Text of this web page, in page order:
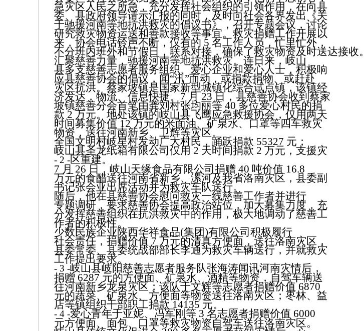
急灾区人民之所急，充分发挥社会组织的引领作用，在向县
委、县政府领导请示汇报的同时，及时向社会各界发出《关
于驰援河南等地抗洪救灾的倡议书》，召开专题会议，讨论
研究救灾物资运送和善款接收等事宜。救灾捐赠工作开展以
来，协会电话铃声不断，仅有的 5 名工作人员，忙里忙外，
不分班内班外和节假日，联系对接，确保了救灾物资及时送达接收。
汇聚慈善力量，驰援河南等地抗洪救灾。连日来，岐山
县多支慈善志愿者服务组织、爱心企业和爱心人士，积极响
应县慈善协会的倡议，闻“汛”而动，或捐款捐物、或赶赴
灾区抗洪。蔡家坡镇是国家新型城镇化综合试点镇，该镇经
济发达，物流、信息快捷。7 月 23 日，县慈善协会收到蔡家
坡镇慈善分会首笔由龚刘村张均丽等 40 多位爱心村民的捐
款 2 万元。地处该镇的岐山县飞鹰应急救援协会，仅用两天
时间募集价值 12 万元的米面油、矿泉水、口罩等四车救灾
物资，送往河南新乡、卫辉等灾区。
全国文明村岐星村发动广大村民，踊跃捐款 55327 元；
岐山县圣龙纸箱有限公司仅用 2 天时间捐款 2 万元，支援灾
- 2 -区重建。
7 月 26 日，岐山天缘食品有限公司捐赠 40 吨价值 16.8
万元的食醋送往河南省新乡、漯河及我省洛南灾区，县委副
书记张会亚出席活动并为救灾车队送行。
随后，他在县慈善协会慰问救灾一线慈善工作者并进行
专题调研，要求慈善协会提高政治站位，加大募集力度，充
分发挥慈善组织在抗洪救灾中的作用，极大地调动了慈善工
作者的积极性。
少数民族企业陕西华祥食品(集团)有限公司积极履行
社会责任，捐赠价值 7 万元的清真方便面，送往洛南灾区，
县委常委、县委统战部部长李通为救灾车辆送行，并就救灾
工作提出要求。
- 3 -岐山县岐阳慈善志愿者服务队张海涛闻讯河南灾情后，
捐赠 6287 元的方便面、矿泉水、酒精等物资，自驾车辆送
往河南新乡龙泉灾区；该队于文辉等志愿者捐赠价值 6870
元的蔬菜、矿泉水、方便面等物资送往洛南灾区；枣林、益
店等镇组织干部职工捐款 14135 元。
- 4 -爱心青年于亚妮、冯军刚等 3 名志愿者捐赠价值 6000
元方便面、面包、口罩等救灾物资自驾车送往洛南灾区。